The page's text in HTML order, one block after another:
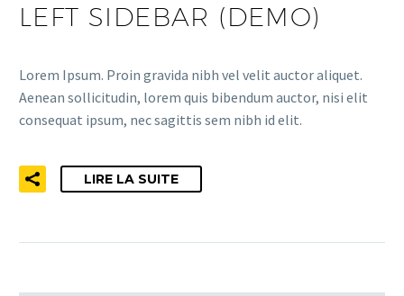
LEFT SIDEBAR (DEMO)
Lorem Ipsum. Proin gravida nibh vel velit auctor aliquet.
Aenean sollicitudin, lorem quis bibendum auctor, nisi elit
consequat ipsum, nec sagittis sem nibh id elit.
LIRE LA SUITE